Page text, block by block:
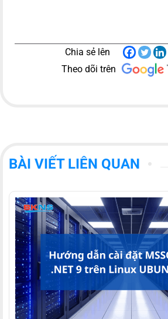
Chia sẻ lên
Theo dõi trên
BÀI VIẾT LIÊN QUAN